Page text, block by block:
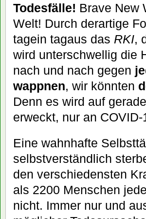
Todesfälle! Brave New
Welt! Durch derartige
tagein tagaus das RKI,
wird unterschwellig die
nach und nach gegen
wappnen, wir könnten
Denn es wird auf
erweckt, nur an
Eine wahnhafte
selbstverständlich
den verschiedensten
als 2200 Menschen
nicht. Immer nur und